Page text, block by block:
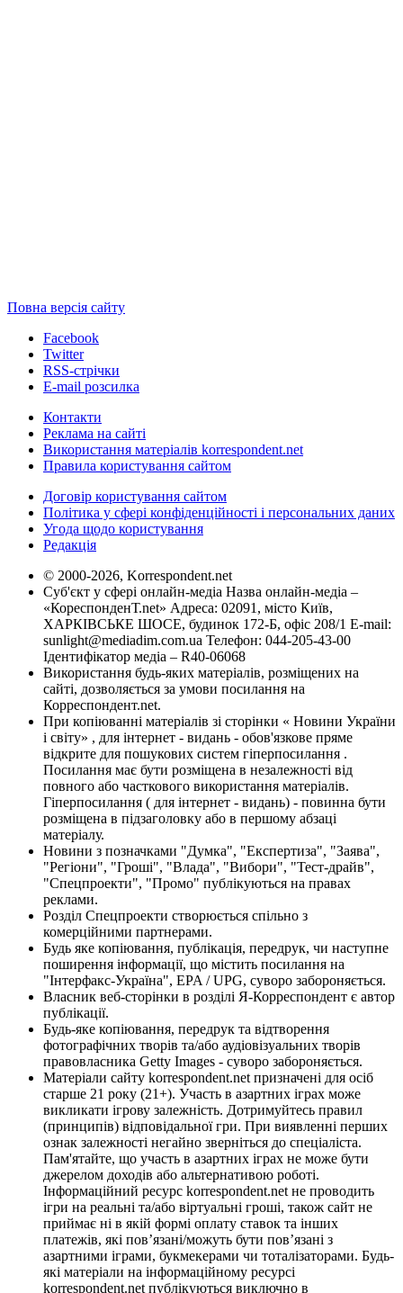
Повна версія сайту
Facebook
Twitter
RSS-стрічки
E-mail розсилка
Контакти
Реклама на сайті
Використання матеріалів korrespondent.net
Правила користування сайтом
Договір користування сайтом
Політика у сфері конфіденційності і персональних даних
Угода щодо користування
Редакція
© 2000-2026, Korrespondent.net
Суб'єкт у сфері онлайн-медіа Назва онлайн-медіа –
«КореспонденТ.net» Адреса: 02091, місто Київ,
ХАРКІВСЬКЕ ШОСЕ, будинок 172-Б, офіс 208/1 E-mail:
sunlight@mediadim.com.ua Телефон: 044-205-43-00
Ідентифікатор медіа – R40-06068
Використання будь-яких матеріалів, розміщених на
сайті, дозволяється за умови посилання на
Корреспондент.net.
При копіюванні матеріалів зі сторінки « Новини України
і світу» , для інтернет - видань - обов'язкове пряме
відкрите для пошукових систем гіперпосилання .
Посилання має бути розміщена в незалежності від
повного або часткового використання матеріалів.
Гіперпосилання ( для інтернет - видань) - повинна бути
розміщена в підзаголовку або в першому абзаці
матеріалу.
Новини з позначками "Думка", "Експертиза", "Заява",
"Регіони", "Гроші", "Влада", "Вибори", "Тест-драйв",
"Спецпроекти", "Промо" публікуються на правах
реклами.
Розділ Спецпроекти створюється спільно з
комерційними партнерами.
Будь яке копіювання, публікація, передрук, чи наступне
поширення інформації, що містить посилання на
"Інтерфакс-Україна", EPA / UPG, суворо забороняється.
Власник веб-сторінки в розділі Я-Корреспондент є автор
публікації.
Будь-яке копіювання, передрук та відтворення
фотографічних творів та/або аудіовізуальних творів
правовласника Getty Images - суворо забороняється.
Матеріали сайту korrespondent.net призначені для осіб
старше 21 року (21+). Участь в азартних іграх може
викликати ігрову залежність. Дотримуйтесь правил
(принципів) відповідальної гри. При виявленні перших
ознак залежності негайно зверніться до спеціаліста.
Пам'ятайте, що участь в азартних іграх не може бути
джерелом доходів або альтернативою роботі.
Інформаційний ресурс korrespondent.net не проводить
ігри на реальні та/або віртуальні гроші, також сайт не
приймає ні в якій формі оплату ставок та інших
платежів, які пов’язані/можуть бути пов’язані з
азартними іграми, букмекерами чи тоталізаторами. Будь-
які матеріали на інформаційному ресурсі
korrespondent.net публікуються виключно в